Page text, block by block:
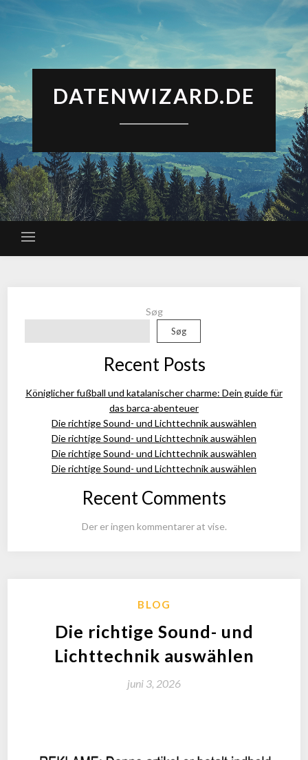
DATENWIZARD.DE
Søg
Søg
Recent Posts
Königlicher fußball und katalanischer charme: Dein guide für
das barca-abenteuer
Die richtige Sound- und Lichttechnik auswählen
Die richtige Sound- und Lichttechnik auswählen
Die richtige Sound- und Lichttechnik auswählen
Die richtige Sound- und Lichttechnik auswählen
Recent Comments
Der er ingen kommentarer at vise.
BLOG
Die richtige Sound- und
Lichttechnik auswählen
juni 3, 2026